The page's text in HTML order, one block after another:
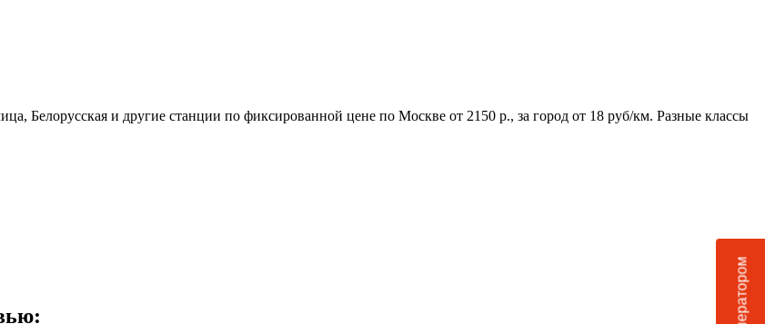
Белорусская и другие станции по фиксированной цене по Москве от 2150 р., за город от 18 руб/км. Разные классы